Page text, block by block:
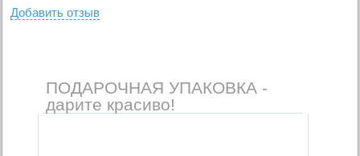
Добавить отзыв
ПОДАРОЧНАЯ УПАКОВКА -
дарите красиво!